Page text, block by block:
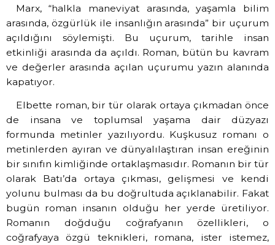
Marx, “halkla maneviyat arasında, yaşamla bilim
arasında, özgürlük ile insanlığın arasında” bir uçurum
açıldığını söylemişti. Bu uçurum, tarihle insan
etkinliği arasında da açıldı. Roman, bütün bu kavram
ve değerler arasında açılan uçurumu yazın alanında
kapatıyor.
Elbette roman, bir tür olarak ortaya çıkmadan önce
de insana ve toplumsal yaşama dair düzyazı
formunda metinler yazılıyordu. Kuşkusuz romanı o
metinlerden ayıran ve dünyalılaştıran insan ereğinin
bir sınıfın kimliğinde ortaklaşmasıdır. Romanın bir tür
olarak Batı’da ortaya çıkması, gelişmesi ve kendi
yolunu bulması da bu doğrultuda açıklanabilir. Fakat
bugün roman insanın olduğu her yerde üretiliyor.
Romanın doğduğu coğrafyanın özellikleri, o
coğrafyaya özgü teknikleri, romana, ister istemez,